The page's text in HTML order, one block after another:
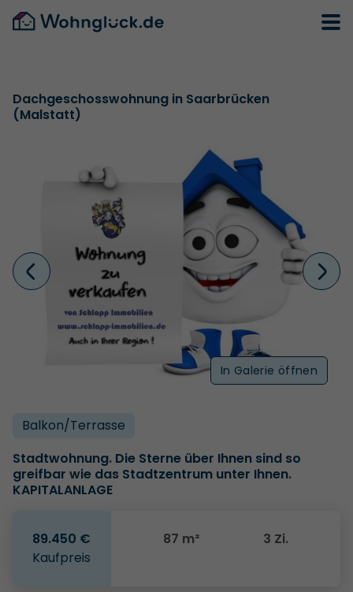
Dachgeschosswohnung in Saarbrücken
(Malstatt)
In Galerie öffnen
Balkon/­Terrasse
Stadtwohnung. Die Sterne über Ihnen sind so
greifbar wie das Stadtzentrum unter Ihnen.
KAPITALANLAGE
89.450 €
Kaufpreis
87 m² 3 Zi.